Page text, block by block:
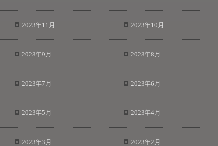
2023年11月 2023年10月
2023年9月 2023年8月
2023年7月 2023年6月
2023年5月 2023年4月
2023年3月 2023年2月